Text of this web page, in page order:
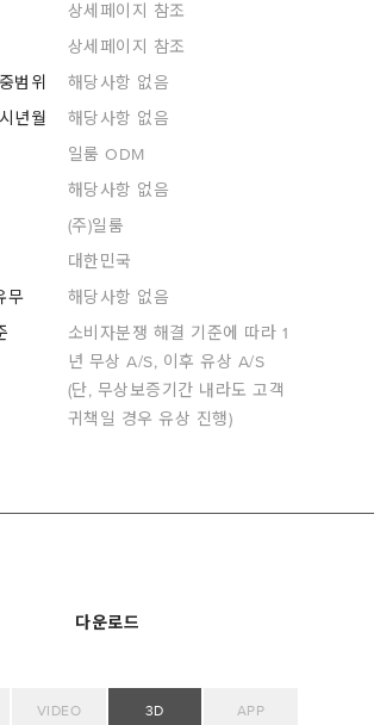
상세페이지 참조
상세페이지 참조
범위
해당사항 없음
년월
해당사항 없음
일룸 ODM
해당사항 없음
(주)일룸
대한민국
무
해당사항 없음
소비자분쟁 해결 기준에 따라 1
년 무상 A/S, 이후 유상 A/S
(단, 무상보증기간 내라도 고객
귀책일 경우 유상 진행)
다운로드
VIDEO 3D APP